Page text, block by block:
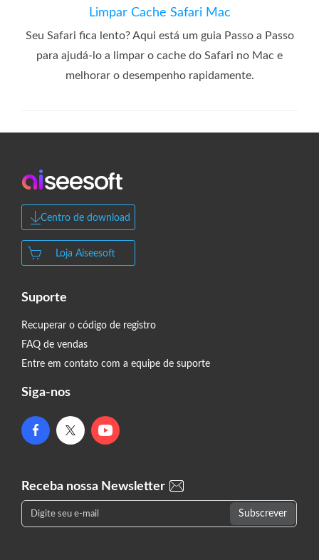
Limpar Cache Safari Mac
Seu Safari fica lento? Aqui está um guia Passo a Passo
para ajudá-lo a limpar o cache do Safari no Mac e
melhorar o desempenho rapidamente.
Centro de download
Loja Aiseesoft
Suporte
Recuperar o código de registro
FAQ de vendas
Entre em contato com a equipe de suporte
Siga-nos
Receba nossa Newsletter